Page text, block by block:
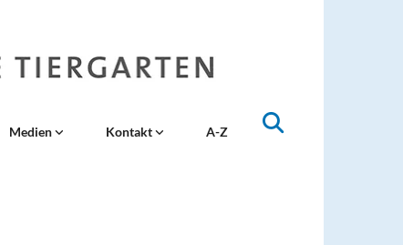
Medien Kontakt A-Z